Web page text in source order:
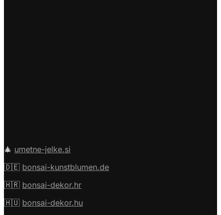
🎄 umetne-jelke.si
🇩🇪 bonsai-kunstblumen.de
🇭🇷 bonsai-dekor.hr
🇭🇺 bonsai-dekor.hu